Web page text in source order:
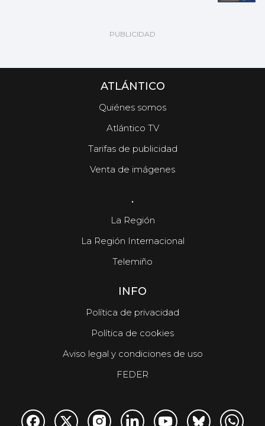
ATLÁNTICO
Quiénes somos
Atlántico TV
Tarifas de publicidad
Venta de imágenes
.
La Región
La Región Internacional
Telemiño
INFO
Política de privacidad
Política de cookies
Aviso legal y condiciones de uso
FEDER